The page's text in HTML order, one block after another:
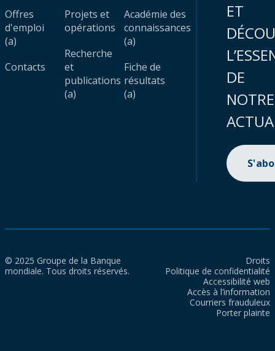
Offres
d'emploi
(a)
Contacts
Projets et
opérations
Recherche
et
publications
(a)
Académie des
connaissances
(a)
Fiche de
résultats
(a)
ET
DE
NOTRE
© 2025 Groupe de la Banque
mondiale. Tous droits réservés.
Droits
Politique de confidentialité
Accessibilité web
Accès à l’information
Courriers frauduleux
Porter plainte